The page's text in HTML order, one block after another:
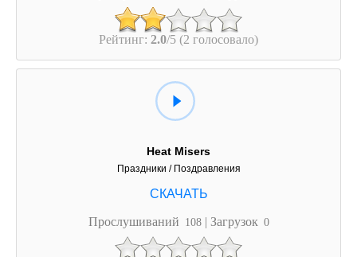
Рейтинг: 2.0/5 (2 голосовало)
Heat Misers
Праздники / Поздравления
Прослушиваний 108 | Загрузок 0